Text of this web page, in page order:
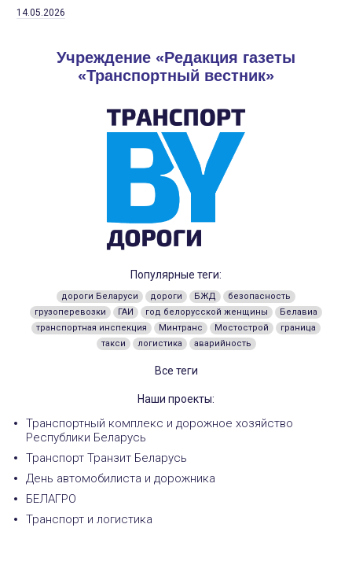
14.05.2026
Учреждение «Редакция газеты
«Транспортный вестник»
Популярные теги:
дороги Беларуси дороги БЖД
безопасность
грузоперевозки
ГАИ год белорусской женщины
Белавиа
транспортная инспекция
Минтранс Мостострой
граница
такси
логистика аварийность
Все теги
Наши проекты:
Транспортный комплекс и дорожное хозяйство
Республики Беларусь
Транспорт Транзит Беларусь
День автомобилиста и дорожника
БЕЛАГРО
Транспорт и логистика